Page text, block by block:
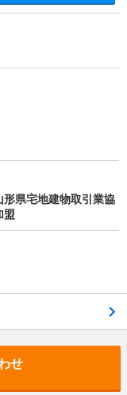
せ
知りたい
県宅地建物取引業協
盟
せ